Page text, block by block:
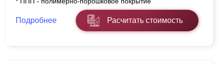
Подробнее Расчитать стоимость